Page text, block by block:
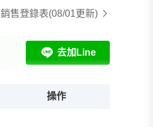
銷售登錄表(08/01更新)
去加Line
操作